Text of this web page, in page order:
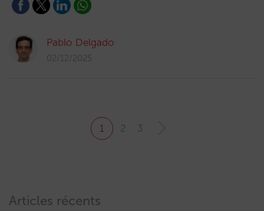
Pablo Delgado
02/12/2025
1 2 3
Articles récents